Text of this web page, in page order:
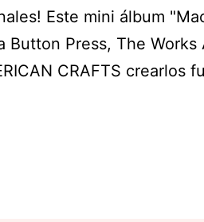
Este mini álbum
Button Press, The
CRAFTS crearlos